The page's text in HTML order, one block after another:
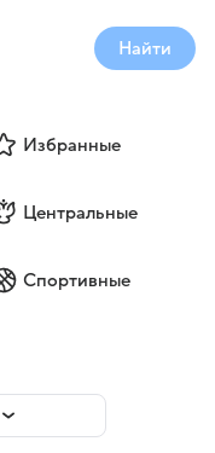
Найти
Избранные
Центральные
Спортивные